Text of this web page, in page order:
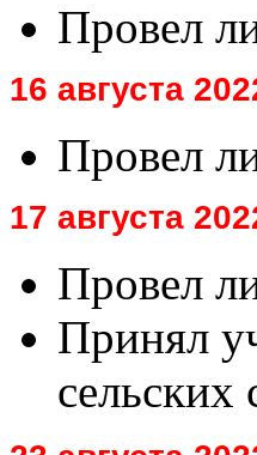
Провел
16 августа
Провел
17 августа
Провел
Принял
сельских